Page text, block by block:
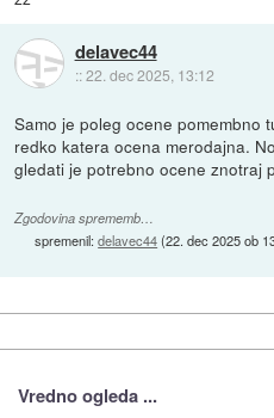
delavec44
::22. dec 2025, 13:12
Samo je poleg ocene pomembno
redko katera ocena merodajna.
gledati je potrebno ocene znotraj
Zgodovina sprememb…
spremenil:delavec44(22. dec 2025 ob
Vredno ogleda ...